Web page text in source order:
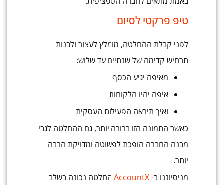
טיפ פרקטי לסיום
לפני קבלת ההחלטה, מומלץ לעצור ולבנות
תרחיש קדימה של שנתיים עד שלוש:
מאיפה יגיע הכסף
איפה יהיו הלקוחות
ואיך תיראה הפעילות העסקית
כאשר התמונה הזו ברורה יותר, גם ההחלטה לגבי
מבנה החברה הופכת לפשוטה ומדויקת הרבה
יותר.
מניסיוננו ב-AccountX החלטה נכונה בשלב